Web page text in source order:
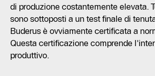
di produzione costantemente elevata.
sono sottoposti a un test finale di
Buderus è ovviamente certificata a
Questa certificazione comprende
produttivo.